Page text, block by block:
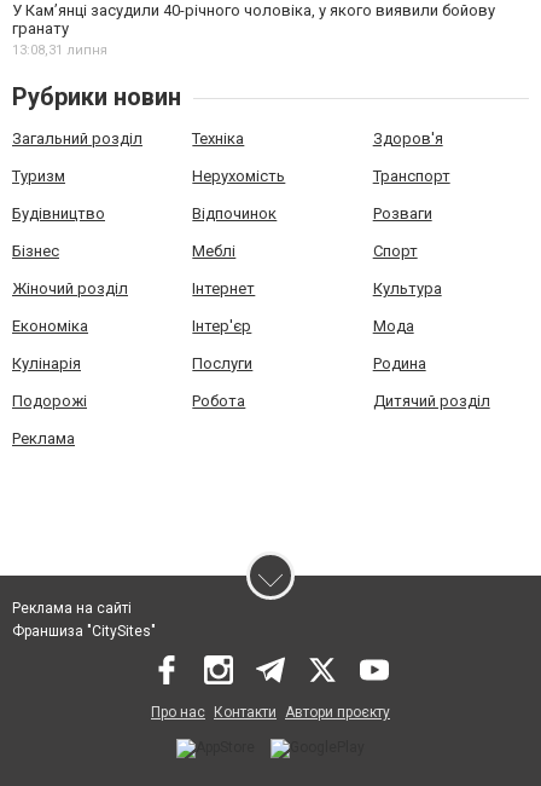
У Камʼянці засудили 40-річного чоловіка, у якого виявили бойову
гранату
13:08,31 липня
Рубрики новин
Загальний розділ Техніка Здоров'я
Туризм Нерухомість Транспорт
Будівництво Відпочинок Розваги
Бізнес Меблі Спорт
Жіночий розділ Інтернет Культура
Економіка Інтер'єр Мода
Кулінарія Послуги Родина
Подорожі Робота Дитячий розділ
Реклама
Реклама на сайті
Франшиза "CitySites"
Про нас Контакти Автори проєкту